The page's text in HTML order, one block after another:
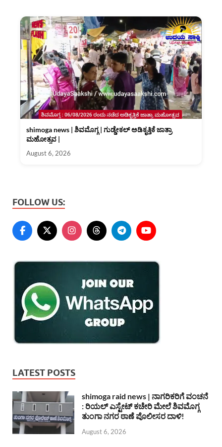
shimoga news | ಶಿವಮೊಗ್ಗ | ಗುಡ್ಡೇಕಲ್ ಅಡಿಕೃತ್ತಿಕೆ ಜಾತ್ರಾ
ಮಹೋತ್ಸವ |
August 6, 2026
FOLLOW US:
LATEST POSTS
shimoga raid news | ನಾಗರಿಕರಿಗೆ ವಂಚನೆ
: ರಿಯಲ್ ಎಸ್ಟೇಟ್ ಕಚೇರಿ ಮೇಲೆ ಶಿವಮೊಗ್ಗ
ತುಂಗಾ ನಗರ ಠಾಣೆ ಪೊಲೀಸರ ದಾಳಿ!
August 6, 2026